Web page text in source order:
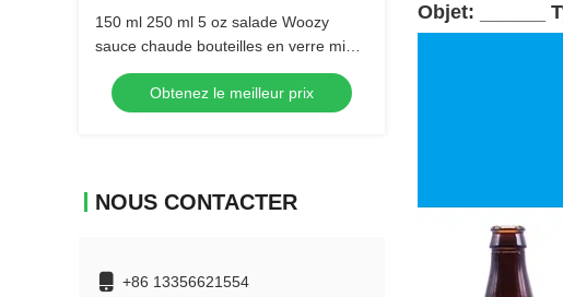
150 ml 250 ml 5 oz salade Woozy
sauce chaude bouteilles en verre mini
avec capuchon noir imperméable
Obtenez le meilleur prix
NOUS CONTACTER
+86 13356621554
Objet: ______